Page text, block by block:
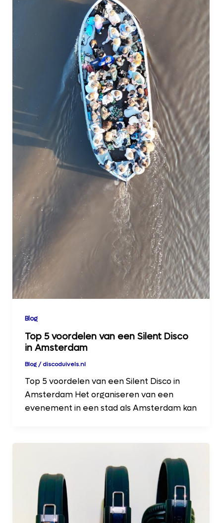
Blog
Top 5 voordelen van een Silent Disco
in Amsterdam
Blog/ discoduivels.nl
Top 5 voordelen van een Silent Disco in
Amsterdam Het organiseren van een
evenement in een stad als Amsterdam kan